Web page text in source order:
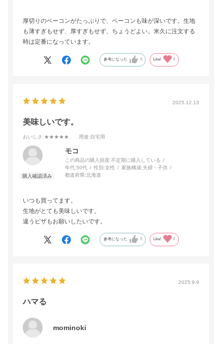
厚切りのベーコンがたっぷりで、ベーコンも味が深いです。生地
も薄すぎもせず、厚すぎもせず、ちょうどよい。米久に注文する
時は定番になっています。
参考になった 0 Like! 0
2025.12.13
美味しいです。
おいしさ :★★★★★ 用途:自宅用
モコ
この商品の購入頻度:不定期に購入している
年代:50代 性別:女性 家族構成:夫婦・子供
都道府県:北海道
いつも買ってます。
生地がとても美味しいです。
違うピザもお願いしたいです。
参考になった 0 Like! 0
2025.9.9
ハマる
mominoki